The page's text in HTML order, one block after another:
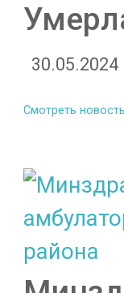
30.05.2024
Смотреть